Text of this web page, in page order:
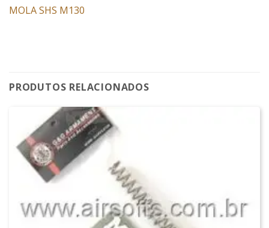
MOLA SHS M130
PRODUTOS RELACIONADOS